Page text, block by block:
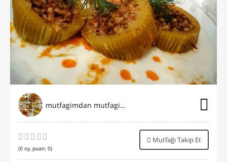
mutfagimdan mutfaginiza
(0 oy, puan: 0)
Mutfağı Takip Et